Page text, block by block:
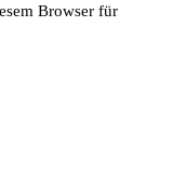
Browser für